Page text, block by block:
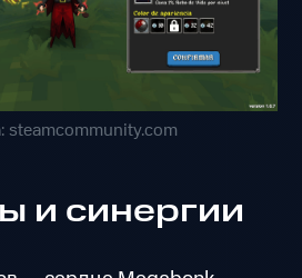
steamcommunity.com
и синергии